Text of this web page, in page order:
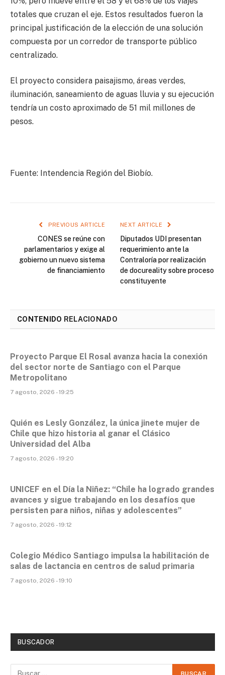
totales que cruzan el eje. Estos resultados fueron la
principal justificación de la elección de una solución
compuesta por un corredor de transporte público
centralizado.
El proyecto considera paisajismo, áreas verdes,
iluminación, saneamiento de aguas lluvia y su ejecución
tendría un costo aproximado de 51 mil millones de
pesos.
Fuente: Intendencia Región del Biobío.
PREVIOUS ARTICLE
CONES se reúne con
parlamentarios y exige al
gobierno un nuevo sistema
de financiamiento
NEXT ARTICLE
Diputados UDI presentan
requerimiento ante la
Contraloría por realización
de docureality sobre proceso
constituyente
CONTENIDO RELACIONADO
Proyecto Parque El Rosal avanza hacia la conexión
del sector norte de Santiago con el Parque
Metropolitano
7 agosto, 2026 - 19:25
Quién es Lesly González, la única jinete mujer de
Chile que hizo historia al ganar el Clásico
Universidad del Alba
7 agosto, 2026 - 19:20
UNICEF en el Día la Niñez: “Chile ha logrado grandes
avances y sigue trabajando en los desafíos que
persisten para niños, niñas y adolescentes”
7 agosto, 2026 - 19:12
Colegio Médico Santiago impulsa la habilitación de
salas de lactancia en centros de salud primaria
7 agosto, 2026 - 19:10
BUSCADOR